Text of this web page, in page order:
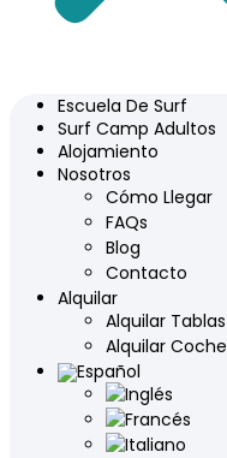
Escuela De Surf
Surf Camp Adultos
Alojamiento
Nosotros
Cómo Llegar
FAQs
Blog
Contacto
Alquilar
Alquilar Tablas
Alquilar Coche